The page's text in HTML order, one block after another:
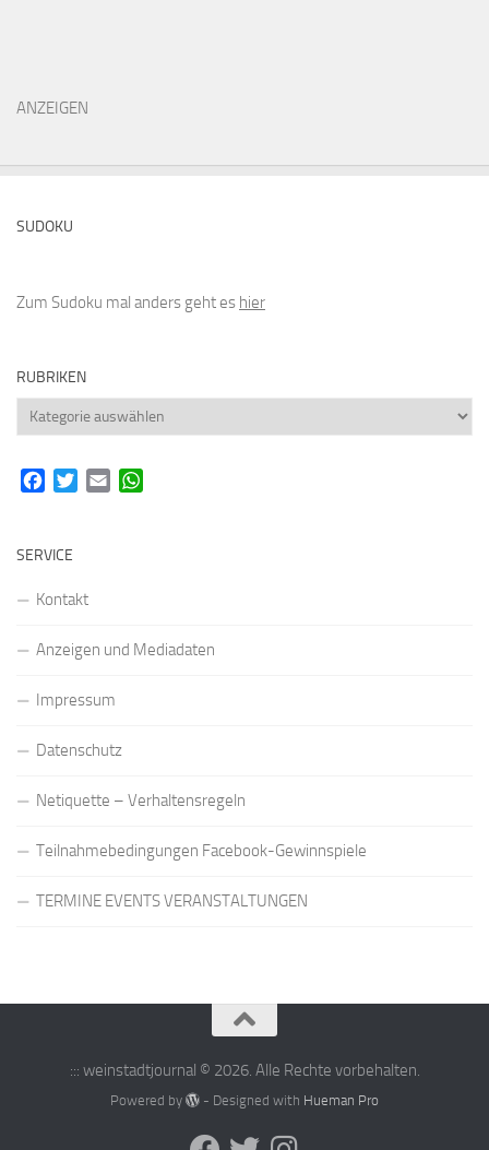
ANZEIGEN
SUDOKU
Zum Sudoku mal anders geht es hier
RUBRIKEN
Rubriken
FacebookTwitterEmail
SERVICE
Kontakt
Anzeigen und Mediadaten
Impressum
Datenschutz
Netiquette – Verhaltensregeln
Teilnahmebedingungen Facebook-Gewinnspiele
TERMINE EVENTS VERANSTALTUNGEN
::: weinstadtjournal © 2026. Alle Rechte vorbehalten.
Powered by - Designed with Hueman Pro